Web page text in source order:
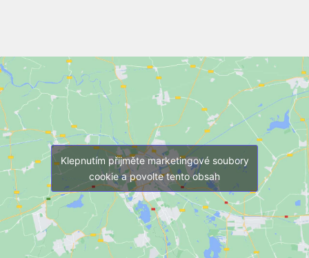
Klepnutím přijměte marketingové soubory
cookie a povolte tento obsah